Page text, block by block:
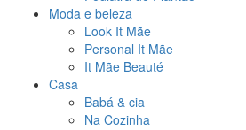
Moda e beleza
Look It Mãe
Personal It Mãe
It Mãe Beauté
Casa
Babá & cia
Na Cozinha